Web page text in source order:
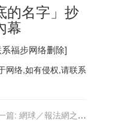
的名字」抄
幕
福步网络删除]
网络,如有侵权,请联系
篇: 網球／報法網之仇